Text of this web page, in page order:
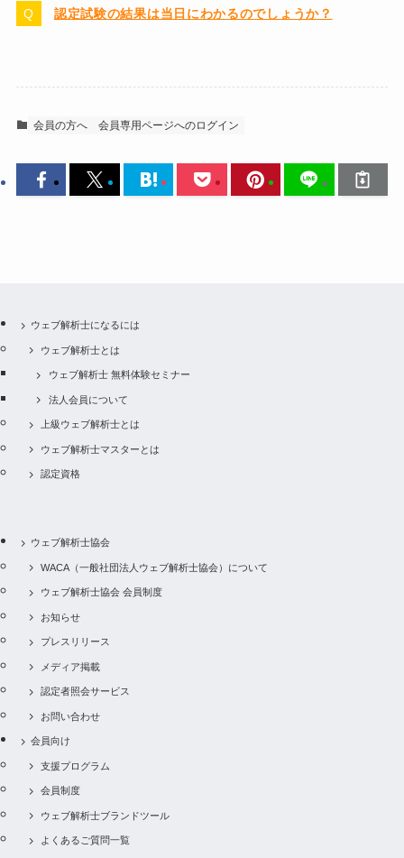
認定試験の結果は当日にわかるのでしょうか？
会員の方へ 会員専用ページへのログイン
ウェブ解析士になるには
ウェブ解析士とは
ウェブ解析士 無料体験セミナー
法人会員について
上級ウェブ解析士とは
ウェブ解析士マスターとは
認定資格
ウェブ解析士協会
WACA（一般社団法人ウェブ解析士協会）について
ウェブ解析士協会 会員制度
お知らせ
プレスリリース
メディア掲載
認定者照会サービス
お問い合わせ
会員向け
支援プログラム
会員制度
ウェブ解析士ブランドツール
よくあるご質問一覧